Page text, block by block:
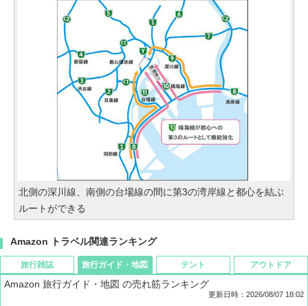
北側の深川線、南側の台場線の間に第3の湾岸線と都心を結ぶ
ルートができる
Amazon トラベル関連ランキング
旅行雑誌 旅行ガイド・地図
Amazon 旅行ガイド・地図 の売れ筋ランキング
更新日時：2026/08/07 18:02
テント アウトドア